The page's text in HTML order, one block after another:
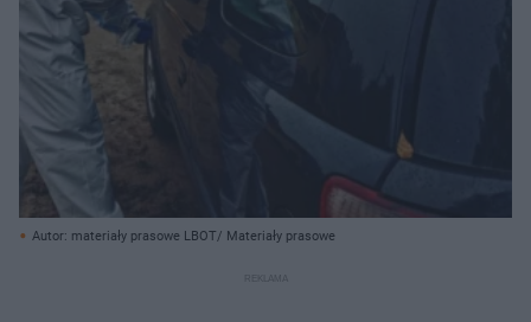
Autor: materiały prasowe LBOT/ Materiały prasowe